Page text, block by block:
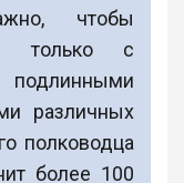
чтобы
только с
различных
полководца
более 100